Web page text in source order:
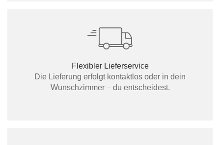
Flexibler Lieferservice
Die Lieferung erfolgt kontaktlos oder in dein
Wunschzimmer – du entscheidest.